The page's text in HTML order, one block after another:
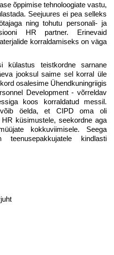
õppimise tehnoloogiate vastu,
Seejuures ei pea selleks
ning tohutu personali- ja
HR partner. Erinevaid
korraldamiseks on väga
külastus teistkordne sarnane
jooksul saime sel korral üle
osalesime Ühendkuningriigis
Development - võrreldav
koos korraldatud messil.
öelda, et CIPD oma oli
küsimustele, seekordne aga
kokkuviimisele. Seega
kindlasti